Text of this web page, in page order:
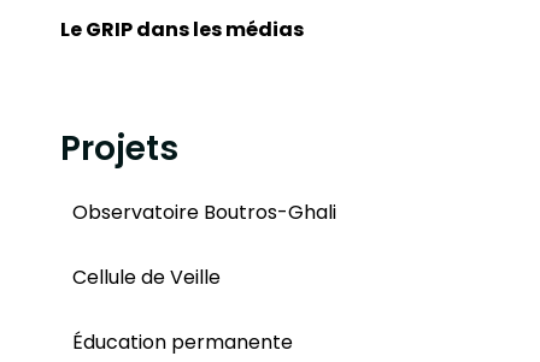
Le GRIP dans les médias
Projets
Observatoire Boutros-Ghali
Cellule de Veille
Éducation permanente